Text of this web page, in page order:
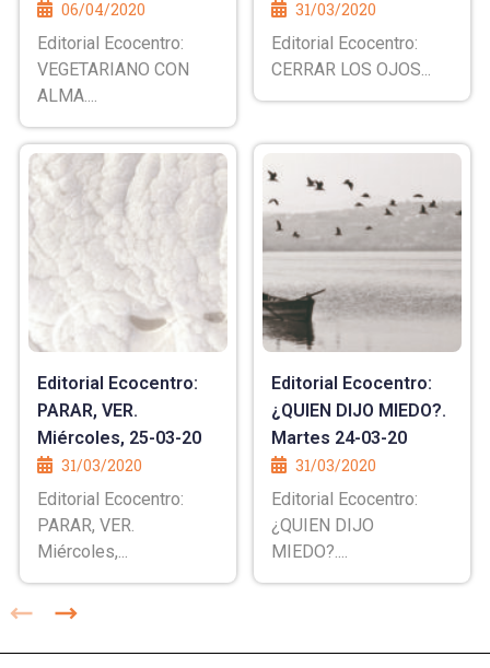
06/04/2020
Editorial Ecocentro:
VEGETARIANO CON
ALMA....
31/03/2020
Editorial Ecocentro:
CERRAR LOS OJOS...
Editorial Ecocentro:
PARAR, VER.
Miércoles, 25-03-20
31/03/2020
Editorial Ecocentro:
PARAR, VER.
Miércoles,...
Editorial Ecocentro:
¿QUIEN DIJO MIEDO?.
Martes 24-03-20
31/03/2020
Editorial Ecocentro:
¿QUIEN DIJO
MIEDO?....